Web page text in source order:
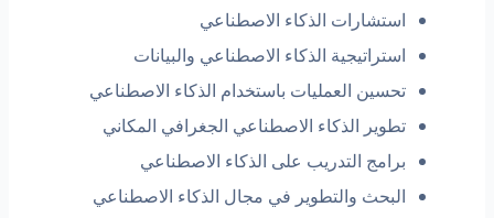
استشارات الذكاء الاصطناعي
استراتيجية الذكاء الاصطناعي والبيانات
تحسين العمليات باستخدام الذكاء الاصطناعي
تطوير الذكاء الاصطناعي الجغرافي المكاني
برامج التدريب على الذكاء الاصطناعي
البحث والتطوير في مجال الذكاء الاصطناعي